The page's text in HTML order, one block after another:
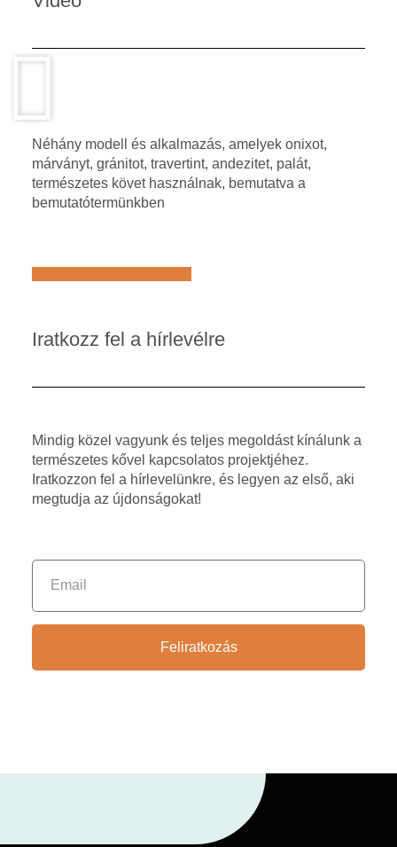
Néhány modell és alkalmazás, amelyek onixot,
márványt, gránitot, travertint, andezitet, palát,
természetes követ használnak, bemutatva a
bemutatótermünkben
Iratkozz fel a hírlevélre
Mindig közel vagyunk és teljes megoldást kínálunk a
természetes kővel kapcsolatos projektjéhez.
Iratkozzon fel a hírlevelünkre, és legyen az első, aki
megtudja az újdonságokat!
Feliratkozás